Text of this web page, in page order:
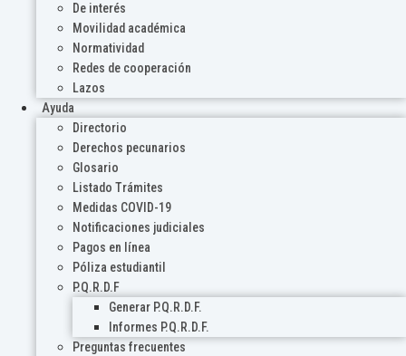
De interés
Movilidad académica
Normatividad
Redes de cooperación
Lazos
Ayuda
Directorio
Derechos pecunarios
Glosario
Listado Trámites
Medidas COVID-19
Notificaciones judiciales
Pagos en línea
Póliza estudiantil
P.Q.R.D.F
Generar P.Q.R.D.F.
Informes P.Q.R.D.F.
Preguntas frecuentes